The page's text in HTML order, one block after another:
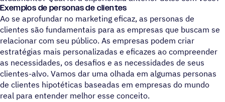
Exemplos de personas de clientes
Ao se aprofundar no marketing eficaz, as personas de
clientes são fundamentais para as empresas que buscam se
relacionar com seu público. As empresas podem criar
estratégias mais personalizadas e eficazes ao compreender
as necessidades, os desafios e as necessidades de seus
clientes-alvo. Vamos dar uma olhada em algumas personas
de clientes hipotéticas baseadas em empresas do mundo
real para entender melhor esse conceito.